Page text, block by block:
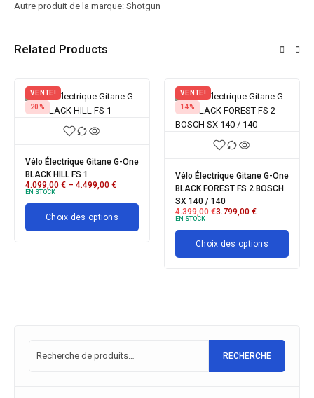
Autre produit de la marque: Shotgun
Related Products
VENTE!
20%
Vélo Électrique Gitane G-One
BLACK HILL FS 1
4.099,00 € – 4.499,00 €
EN STOCK
Choix des options
VENTE!
14%
Vélo Électrique Gitane G-One
BLACK FOREST FS 2 BOSCH
SX 140 / 140
4.399,00€3.799,00 €
EN STOCK
Choix des options
RECHERCHE